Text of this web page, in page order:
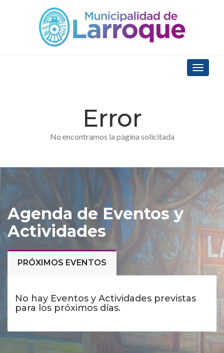
Toggle
Error
No encontramos la página solicitada
Agenda de Eventos y
Actividades
PRÓXIMOS EVENTOS
No hay Eventos y Actividades previstas
para los próximos días.